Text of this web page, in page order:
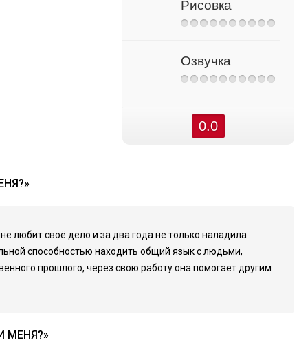
Рисовка
Озвучка
0.0
любит своё дело и за два года не только наладила
способностью находить общий язык с людьми,
прошлого, через свою работу она помогает другим
МЕНЯ?»